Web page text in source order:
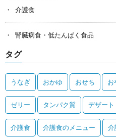
介護食
腎臓病食・低たんぱく食品
タグ
うなぎ おかゆ おせち お
ゼリー タンパク質 デザート
介護食 介護食のメニュー 介